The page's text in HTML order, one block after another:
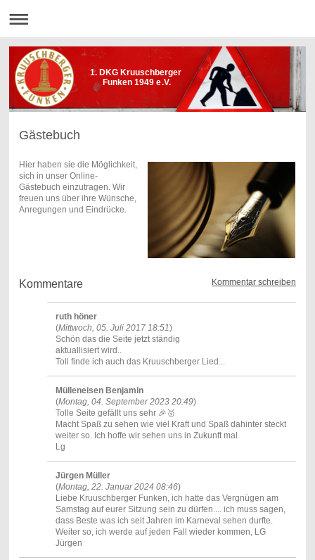
1. DKG Kruuschberger
Funken 1949 e.V.
Gästebuch
Hier haben sie die Möglichkeit,
sich in unser Online-
Gästebuch einzutragen. Wir
freuen uns über ihre Wünsche,
Anregungen und Eindrücke.
Kommentar schreiben
Kommentare
ruth höner
(Mittwoch, 05. Juli 2017 18:51)
Schön das die Seite jetzt ständig
aktuallisiert wird..
Toll finde ich auch das Kruuschberger Lied...
Mülleneisen Benjamin
(Montag, 04. September 2023 20:49)
Tolle Seite gefällt uns sehr 🎉🥇
Macht Spaß zu sehen wie viel Kraft und Spaß dahinter steckt
weiter so. Ich hoffe wir sehen uns in Zukunft mal
Lg
Jürgen Müller
(Montag, 22. Januar 2024 08:46)
Liebe Kruuschberger Funken, ich hatte das Vergnügen am
Samstag auf eurer Sitzung sein zu dürfen.... ich muss sagen,
dass Beste was ich seit Jahren im Karneval sehen durfte.
Weiter so, ich werde auf jeden Fall wieder kommen, LG
Jürgen